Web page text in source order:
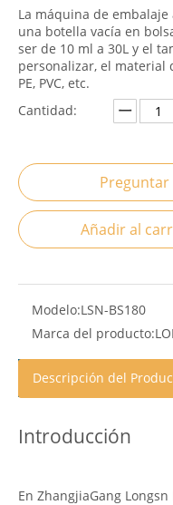
La máquina de
una botella vacía en
ser de 10 ml a 30L y el
personalizar, el material
PE, PVC, etc.
Cantidad:
Preguntar
Añadir al
Modelo:LSN-BS180
Marca del producto:
Descripción del
Introducción
En ZhangjiaGang